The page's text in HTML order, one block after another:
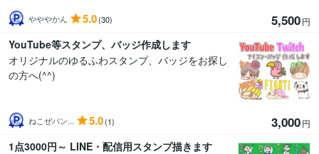
やややかん 5.0(30) 5,500円
YouTube等スタンプ、バッジ作成します
オリジナルのゆるふわスタンプ、バッジをお探し
の方へ(^^)
ねこぜパン... 5.0(1) 3,000円
1点3000円～ LINE・配信用スタンプ描きます